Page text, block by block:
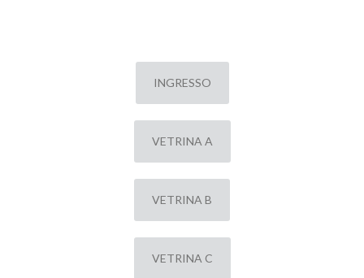
INGRESSO
VETRINA A
VETRINA B
VETRINA C